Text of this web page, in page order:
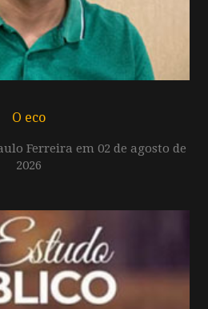
O eco
Ferreira em 02 de agosto de
2026